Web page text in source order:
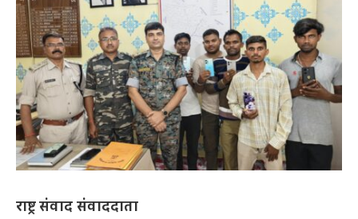
राष्ट्र संवाद संवाददाता